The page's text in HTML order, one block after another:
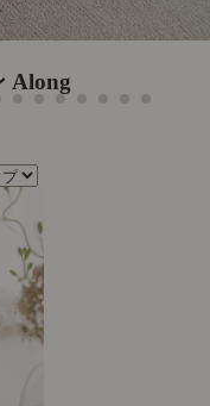
Along